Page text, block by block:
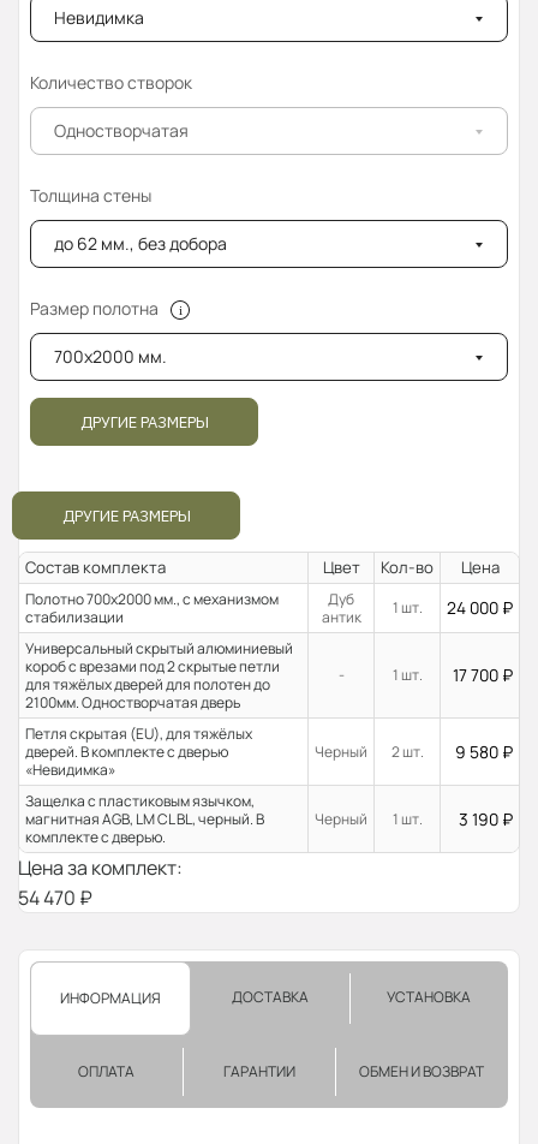
Невидимка
Количество створок
Одностворчатая
Толщина стены
до 62 мм., без добора
Размер полотна
700x2000 мм.
ДРУГИЕ РАЗМЕРЫ
ДРУГИЕ РАЗМЕРЫ
Состав комплекта Цвет Кол-во Цена
Полотно 700x2000 мм., с механизмом
стабилизации
Дуб
антик
1 шт. 24 000 ₽
Универсальный скрытый алюминиевый
короб с врезами под 2 скрытые петли
для тяжёлых дверей для полотен до
2100мм. Одностворчатая дверь
- 1 шт. 17 700 ₽
Петля скрытая (EU), для тяжёлых
дверей. В комплекте с дверью
«Невидимка»
Черный 2 шт. 9 580 ₽
Защелка с пластиковым язычком,
магнитная AGB, LM CL BL, черный. В
комплекте с дверью.
Черный 1 шт. 3 190 ₽
Цена за комплект:
54 470 ₽
ИНФОРМАЦИЯ ДОСТАВКА УСТАНОВКА
ОПЛАТА ГАРАНТИИ ОБМЕН И ВОЗВРАТ